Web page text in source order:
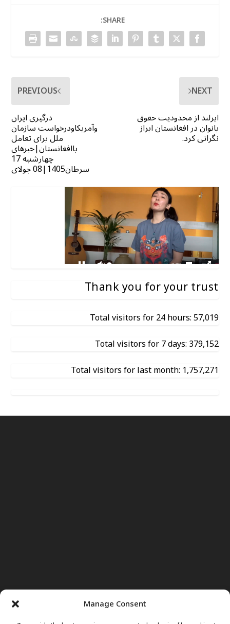
Manage Consent
SHARE:
PREVIOUS
درگیری ایران
وآمریکاودرخواست سازمان
ملل برای تعامل
باافغانستان|خبرهای
چهارشنبه 17
سرطان1405|08 جولای
NEXT
ایرلند از محدودیت حقوق
بانوان در افغانستان ابراز
نگرانی کرد.
Thank you for your trust
Total visitors for 24 hours: 57,019
Total visitors for 7 days: 379,152
Total visitors for last month: 1,757,271